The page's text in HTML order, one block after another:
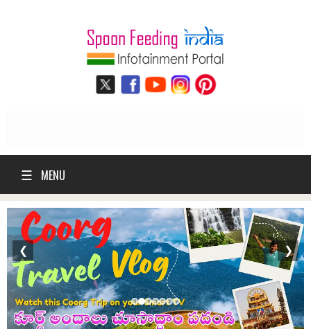
☰ MENU
❮ ❯